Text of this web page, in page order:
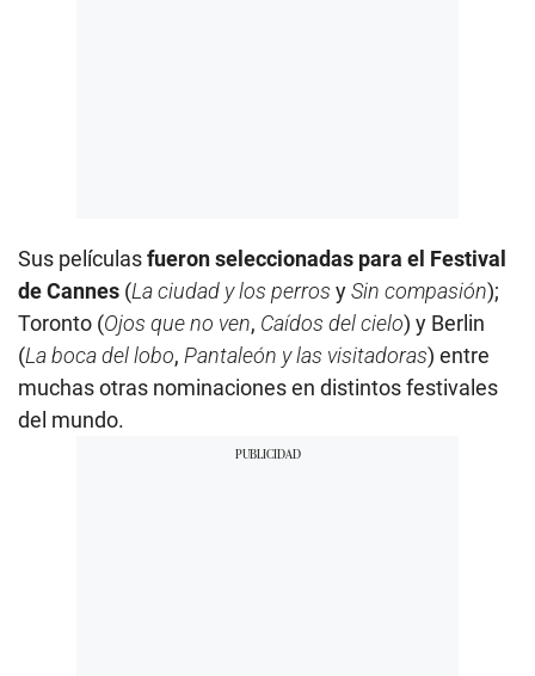
Sus películasfueron seleccionadas para el Festival
de Cannes (La ciudad y los perros ySin compasión);
Toronto (Ojos que no ven, Caídos del cielo) y Berlin
(La boca del lobo, Pantaleón y las visitadoras) entre
muchas otras nominaciones en distintos festivales
del mundo.